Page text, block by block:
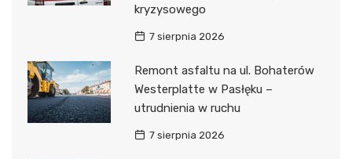
kryzysowego
7 sierpnia 2026
Remont asfaltu na ul. Bohaterów
Westerplatte w Pasłęku –
utrudnienia w ruchu
7 sierpnia 2026